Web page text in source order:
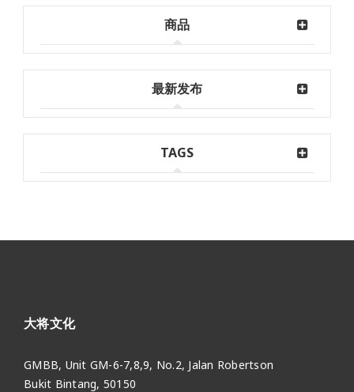
商品
最新发布
TAGS
大将文化
GMBB, Unit GM-6-7,8,9, No.2, Jalan Robertson
Bukit Bintang, 50150